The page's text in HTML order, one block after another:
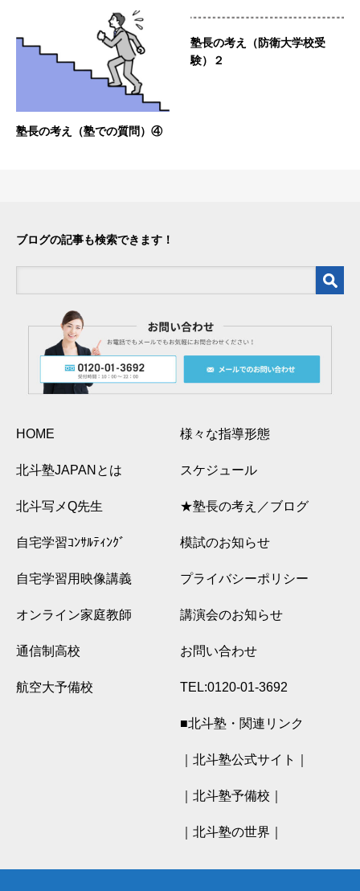
塾長の考え（塾での質問）④
塾長の考え（防衛大学校受
験）２
ブログの記事も検索できます！
HOME
北斗塾JAPANとは
北斗写メQ先生
自宅学習ｺﾝｻﾙﾃｨﾝｸﾞ
自宅学習用映像講義
オンライン家庭教師
通信制高校
航空大予備校
様々な指導形態
スケジュール
★塾長の考え／ブログ
模試のお知らせ
プライバシーポリシー
講演会のお知らせ
お問い合わせ
TEL:0120-01-3692
■北斗塾・関連リンク
｜北斗塾公式サイト｜
｜北斗塾予備校｜
｜北斗塾の世界｜